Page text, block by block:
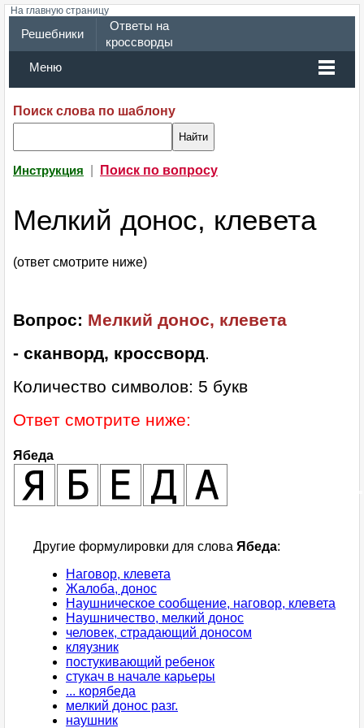
На главную страницу
Решебники
Ответы на
кроссворды
Меню
Поиск слова по шаблону
Инструкция Поиск по вопросу
Мелкий донос, клевета
(ответ смотрите ниже)
Вопрос: Мелкий донос, клевета
- сканворд, кроссворд.
Количество символов: 5 букв
Ответ смотрите ниже:
Ябеда
Другие формулировки для слова Ябеда:
Наговор, клевета
Жалоба, донос
Наушническое сообщение, наговор, клевета
Наушничество, мелкий донос
человек, страдающий доносом
кляузник
постукивающий ребенок
стукач в начале карьеры
... корябеда
мелкий донос разг.
наушник